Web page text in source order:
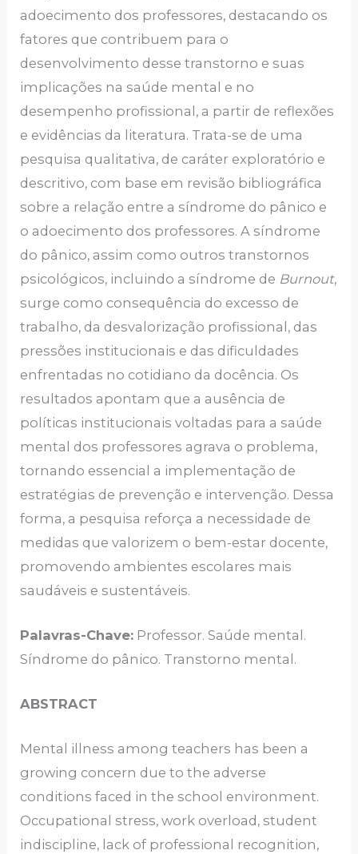
adoecimento dos professores, destacando os
fatores que contribuem para o
desenvolvimento desse transtorno e suas
implicações na saúde mental e no
desempenho profissional, a partir de reflexões
e evidências da literatura. Trata-se de uma
pesquisa qualitativa, de caráter exploratório e
descritivo, com base em revisão bibliográfica
sobre a relação entre a síndrome do pânico e
o adoecimento dos professores. A síndrome
do pânico, assim como outros transtornos
psicológicos, incluindo a síndrome de Burnout,
surge como consequência do excesso de
trabalho, da desvalorização profissional, das
pressões institucionais e das dificuldades
enfrentadas no cotidiano da docência. Os
resultados apontam que a ausência de
políticas institucionais voltadas para a saúde
mental dos professores agrava o problema,
tornando essencial a implementação de
estratégias de prevenção e intervenção. Dessa
forma, a pesquisa reforça a necessidade de
medidas que valorizem o bem-estar docente,
promovendo ambientes escolares mais
saudáveis e sustentáveis.
Palavras-Chave: Professor. Saúde mental.
Síndrome do pânico. Transtorno mental.
ABSTRACT
Mental illness among teachers has been a
growing concern due to the adverse
conditions faced in the school environment.
Occupational stress, work overload, student
indiscipline, lack of professional recognition,